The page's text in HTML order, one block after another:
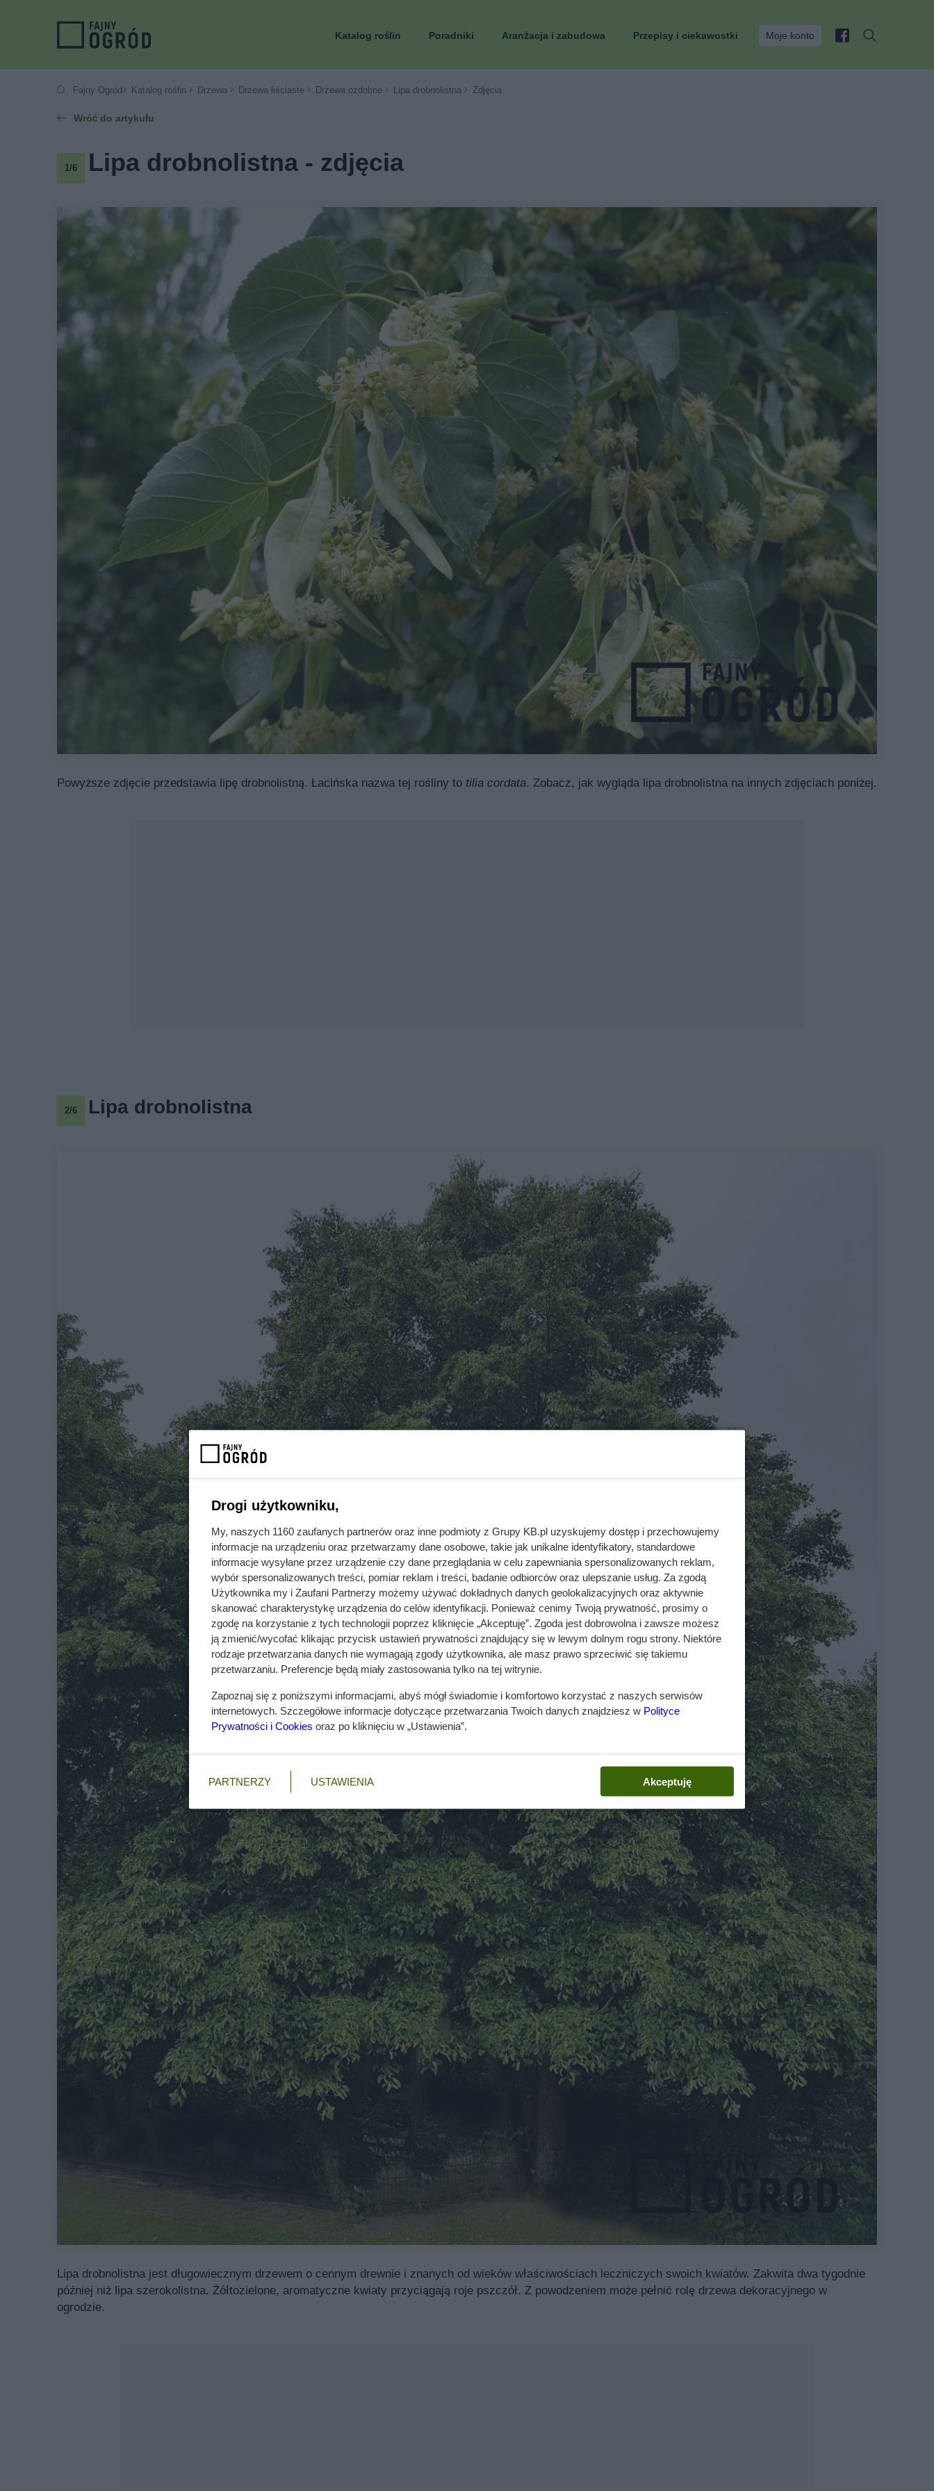
Katalog roślin Poradniki Aranżacja i zabudowa Przepisy i ciekawostki Moje konto
Fajny Ogród Katalog roślin Drzewa Drzewa liściaste Drzewa ozdobne Lipa drobnolistna Zdjęcia
Wróć do artykułu
1/6 Lipa drobnolistna - zdjęcia
Powyższe zdjęcie przedstawia lipę drobnolistną. Łacińska nazwa tej rośliny to tilia cordata. Zobacz, jak wygląda lipa drobnolistna na innych zdjęciach poniżej.
2/6 Lipa drobnolistna
Lipa drobnolistna jest długowiecznym drzewem o cennym drewnie i znanych od wieków właściwościach leczniczych swoich kwiatów. Zakwita dwa tygodnie
później niż lipa szerokolistna. Żółtozielone, aromatyczne kwiaty przyciągają roje pszczół. Z powodzeniem może pełnić rolę drzewa dekoracyjnego w
ogrodzie.
Drogi użytkowniku,
My, naszych 1160 zaufanych partnerów oraz inne podmioty z Grupy KB.pl uzyskujemy dostęp i przechowujemy
informacje na urządzeniu oraz przetwarzamy dane osobowe, takie jak unikalne identyfikatory, standardowe
informacje wysyłane przez urządzenie czy dane przeglądania w celu zapewniania spersonalizowanych reklam,
wybór spersonalizowanych treści, pomiar reklam i treści, badanie odbiorców oraz ulepszanie usług. Za zgodą
Użytkownika my i Zaufani Partnerzy możemy używać dokładnych danych geolokalizacyjnych oraz aktywnie
skanować charakterystykę urządzenia do celów identyfikacji. Ponieważ cenimy Twoją prywatność, prosimy o
zgodę na korzystanie z tych technologii poprzez kliknięcie „Akceptuję”. Zgoda jest dobrowolna i zawsze możesz
ją zmienić/wycofać klikając przycisk ustawień prywatności znajdujący się w lewym dolnym rogu strony. Niektóre
rodzaje przetwarzania danych nie wymagają zgody użytkownika, ale masz prawo sprzeciwić się takiemu
przetwarzaniu. Preferencje będą miały zastosowania tylko na tej witrynie.
Zapoznaj się z poniższymi informacjami, abyś mógł świadomie i komfortowo korzystać z naszych serwisów
internetowych. Szczegółowe informacje dotyczące przetwarzania Twoich danych znajdziesz w Polityce
Prywatności i Cookies oraz po kliknięciu w „Ustawienia”.
PARTNERZY USTAWIENIA Akceptuję